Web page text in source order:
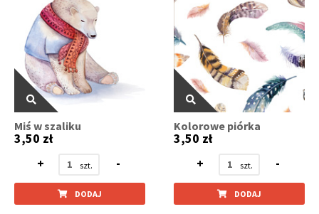
Miś w szaliku
3,50 zł
+
-
DODAJ
Kolorowe piórka
3,50 zł
+
-
DODAJ